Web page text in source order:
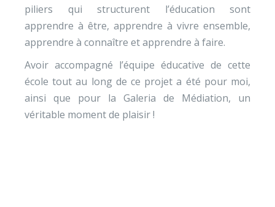
piliers qui structurent l’éducation sont
apprendre à être, apprendre à vivre ensemble,
apprendre à connaître et apprendre à faire.
Avoir accompagné l’équipe éducative de cette
école tout au long de ce projet a été pour moi,
ainsi que pour la Galeria de Médiation, un
véritable moment de plaisir !